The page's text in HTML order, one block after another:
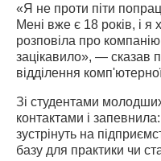
«Я не проти піти
Мені вже є 18 років, і
розповіла про
зацікавило», — сказав
відділення
Зі студентами
контактами і запевнила:
зустрінуть на
базу для практики чи